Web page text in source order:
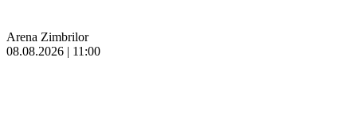
Arena Zimbrilor
08.08.2026 | 11:00